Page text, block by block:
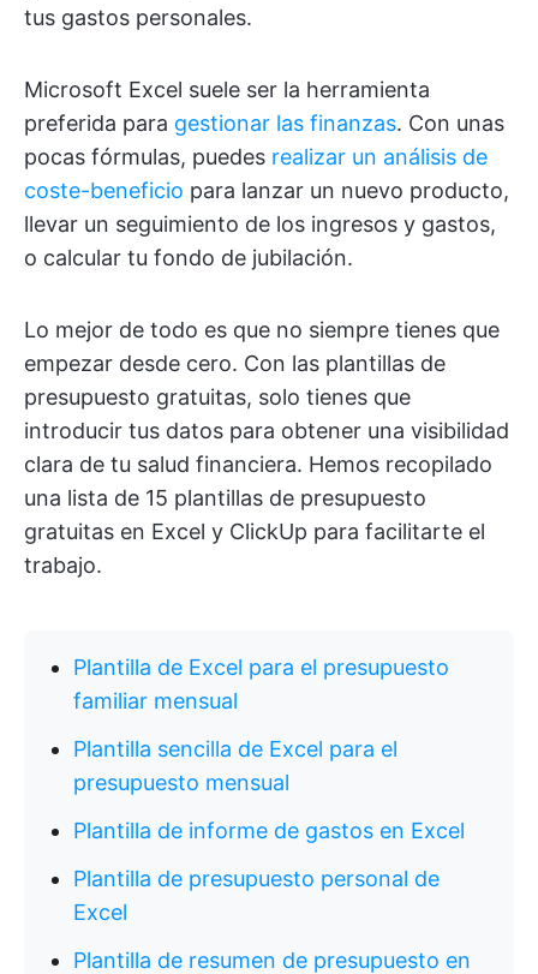
tus gastos personales.
Microsoft Excel suele ser la herramienta
preferida para gestionar las finanzas. Con unas
pocas fórmulas, puedes realizar un análisis de
coste-beneficio para lanzar un nuevo producto,
llevar un seguimiento de los ingresos y gastos,
o calcular tu fondo de jubilación.
Lo mejor de todo es que no siempre tienes que
empezar desde cero. Con las plantillas de
presupuesto gratuitas, solo tienes que
introducir tus datos para obtener una visibilidad
clara de tu salud financiera. Hemos recopilado
una lista de 15 plantillas de presupuesto
gratuitas en Excel y ClickUp para facilitarte el
trabajo.
Plantilla de Excel para el presupuesto
familiar mensual
Plantilla sencilla de Excel para el
presupuesto mensual
Plantilla de informe de gastos en Excel
Plantilla de presupuesto personal de
Excel
Plantilla de resumen de presupuesto en